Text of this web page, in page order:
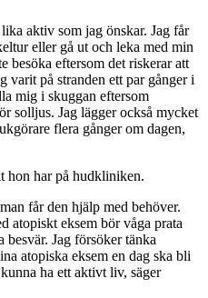
aktiv som jag önskar. Jag får
eller gå ut och leka med min
besöka eftersom det riskerar att
varit på stranden ett par gånger i
mig i skuggan eftersom
solljus. Jag lägger också mycket
flera gånger om dagen,
hon har på hudkliniken.
får den hjälp med behöver.
atopiskt eksem bör våga prata
besvär. Jag försöker tänka
atopiska eksem en dag ska bli
ha ett aktivt liv, säger